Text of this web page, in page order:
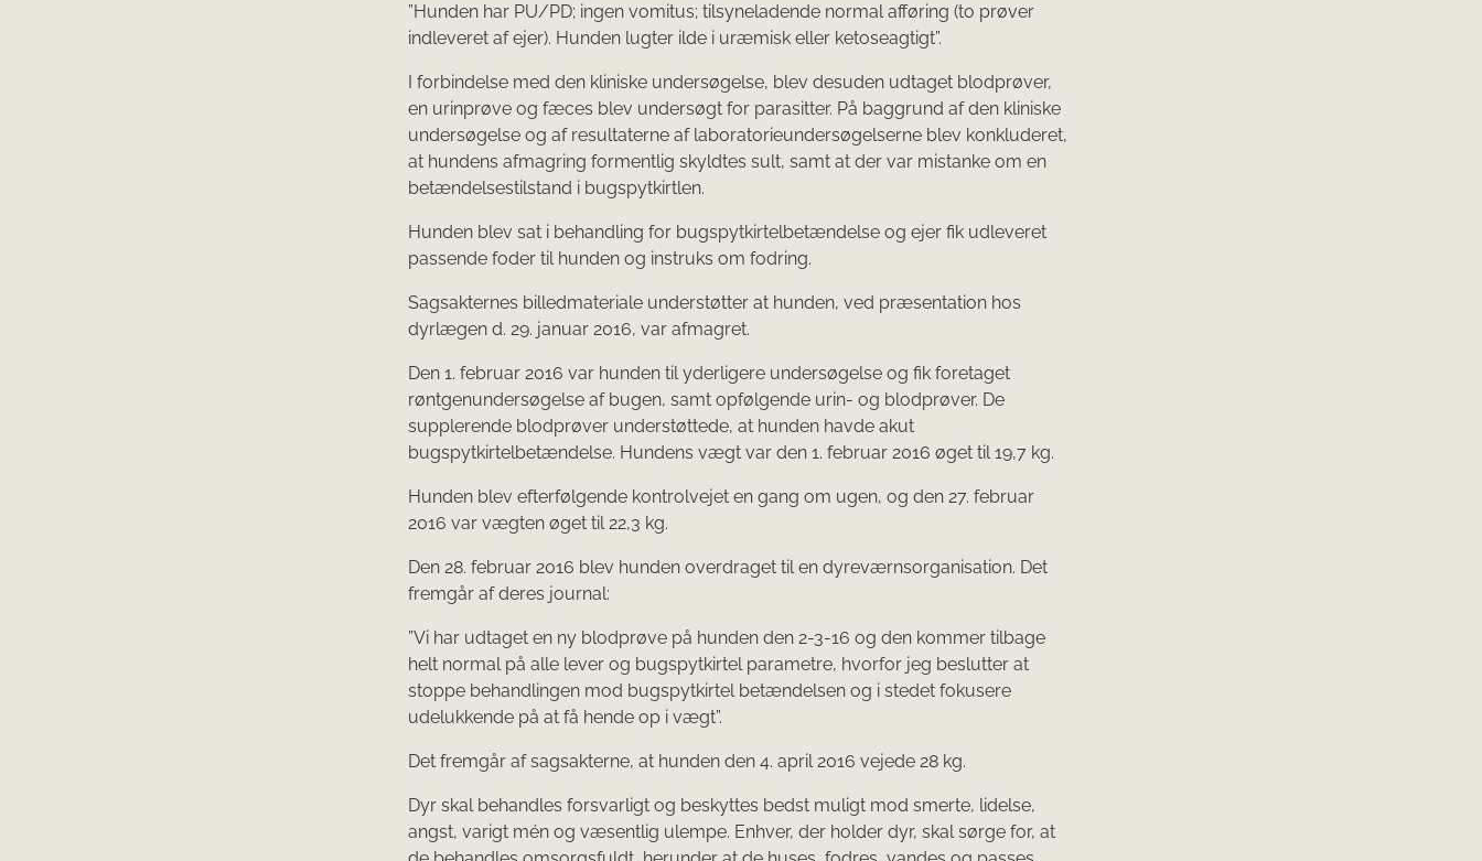
”Hunden har PU/PD; ingen vomitus; tilsyneladende normal afføring (to prøver
indleveret af ejer). Hunden lugter ilde i uræmisk eller ketoseagtigt”.
I forbindelse med den kliniske undersøgelse, blev desuden udtaget blodprøver,
en urinprøve og fæces blev undersøgt for parasitter. På baggrund af den kliniske
undersøgelse og af resultaterne af laboratorieundersøgelserne blev konkluderet,
at hundens afmagring formentlig skyldtes sult, samt at der var mistanke om en
betændelsestilstand i bugspytkirtlen.
Hunden blev sat i behandling for bugspytkirtelbetændelse og ejer fik udleveret
passende foder til hunden og instruks om fodring.
Sagsakternes billedmateriale understøtter at hunden, ved præsentation hos
dyrlægen d. 29. januar 2016, var afmagret.
Den 1. februar 2016 var hunden til yderligere undersøgelse og fik foretaget
røntgenundersøgelse af bugen, samt opfølgende urin- og blodprøver. De
supplerende blodprøver understøttede, at hunden havde akut
bugspytkirtelbetændelse. Hundens vægt var den 1. februar 2016 øget til 19,7 kg.
Hunden blev efterfølgende kontrolvejet en gang om ugen, og den 27. februar
2016 var vægten øget til 22,3 kg.
Den 28. februar 2016 blev hunden overdraget til en dyreværnsorganisation. Det
fremgår af deres journal:
”Vi har udtaget en ny blodprøve på hunden den 2-3-16 og den kommer tilbage
helt normal på alle lever og bugspytkirtel parametre, hvorfor jeg beslutter at
stoppe behandlingen mod bugspytkirtel betændelsen og i stedet fokusere
udelukkende på at få hende op i vægt”.
Det fremgår af sagsakterne, at hunden den 4. april 2016 vejede 28 kg.
Dyr skal behandles forsvarligt og beskyttes bedst muligt mod smerte, lidelse,
angst, varigt mén og væsentlig ulempe. Enhver, der holder dyr, skal sørge for, at